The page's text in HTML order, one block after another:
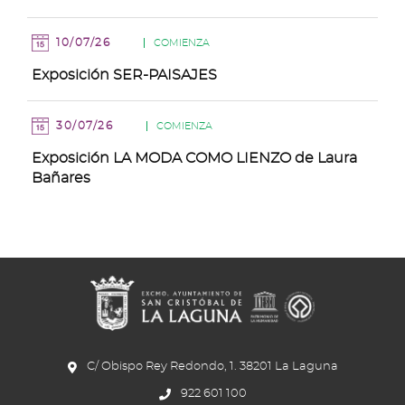
10/07/26 COMIENZA
Exposición SER-PAISAJES
30/07/26 COMIENZA
Exposición LA MODA COMO LIENZO de Laura
Bañares
C/ Obispo Rey Redondo, 1. 38201 La Laguna
922 601 100